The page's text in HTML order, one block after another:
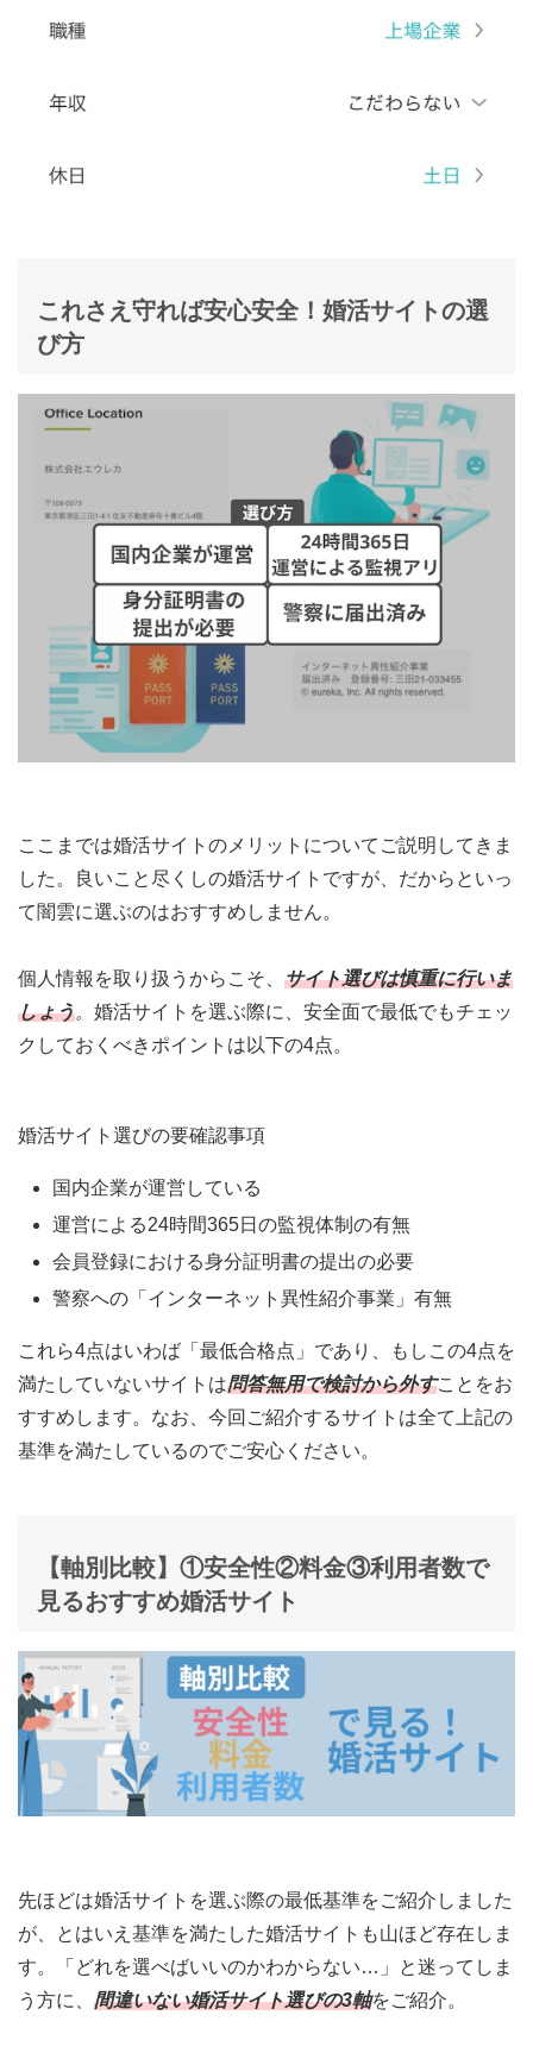
これさえ守れば安心安全！婚活サイトの選
び方
ここまでは婚活サイトのメリットについてご説明してきま
した。良いこと尽くしの婚活サイトですが、だからといっ
て闇雲に選ぶのはおすすめしません。
個人情報を取り扱うからこそ、 サイト選びは慎重に行いま
しょう。 婚活サイトを選ぶ際に、安全面で最低でもチェッ
クしておくべきポイントは以下の4点。
婚活サイト選びの要確認事項
国内企業が運営している
運営による24時間365日の監視体制の有無
会員登録における身分証明書の提出の必要
警察への「インターネット異性紹介事業」有無
これら4点はいわば「最低合格点」であり、もしこの4点を
満たしていないサイトは問答無用で検討から外すことをお
すすめします。なお、今回ご紹介するサイトは全て上記の
基準を満たしているのでご安心ください。
【軸別比較】①安全性②料金③利用者数で
見るおすすめ婚活サイト
先ほどは婚活サイトを選ぶ際の最低基準をご紹介しました
が、とはいえ基準を満たした婚活サイトも山ほど存在しま
す。「どれを選べばいいのかわからない…」と迷ってしま
う方に、 間違いない婚活サイト選びの3軸をご紹介。